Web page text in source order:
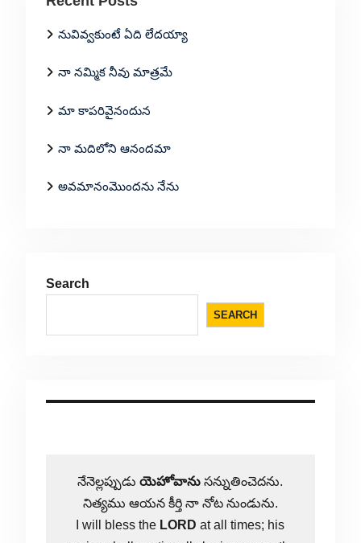
నువివ్వకుంటే ఏది లేదయ్యా
నా నమ్మిక నీవు మాత్రమే
మా కాపరివైనందున
నా మదిలోని ఆనందమా
అవమానంమొందను నేను
Search
SEARCH
నేనెల్లప్పుడుయెహోవాను సన్నుతించెదను.
నిత్యము ఆయన కీర్తి నా నోట నుండును.
I will bless the LORD at all times; his